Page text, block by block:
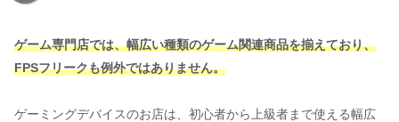
ゲーム専門店では、幅広い種類のゲーム関連商品を揃えており、
FPSフリークも例外ではありません。
ゲーミングデバイスのお店は、初心者から上級者まで使える幅広